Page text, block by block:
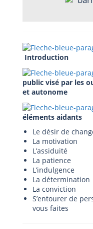
Introduction
public visé par les
et autonome
éléments aidants
Le désir de
La motivation
L’assiduité
La patience
L’indulgence
La détermination
La conviction
S’entourer de
vous faites